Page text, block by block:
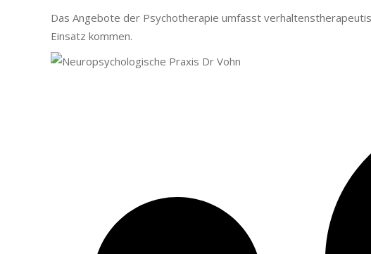
Das Angebote der Psychotherapie umfasst
Einsatz kommen.